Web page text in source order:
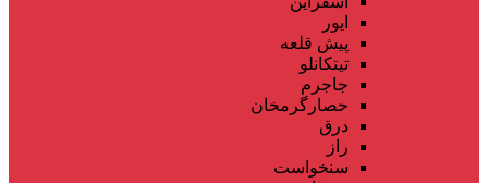
ایور
پیش قلعه
تیتکانلو
جاجرم
حصارگرمخان
درق
راز
سنخواست